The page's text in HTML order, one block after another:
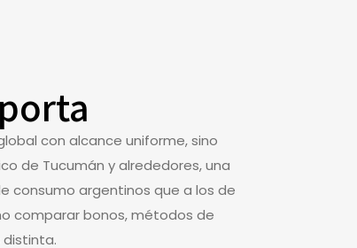
con alcance uniforme, sino
de Tucumán y alrededores, una
consumo argentinos que a los de
comparar bonos, métodos de